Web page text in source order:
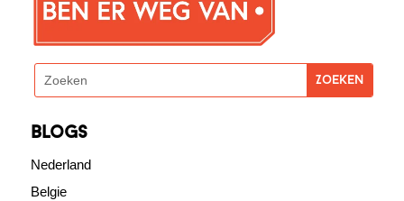
blogs
Nederland
Belgie